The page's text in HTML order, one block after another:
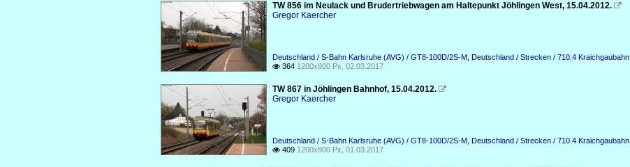
TW 856 im Neulack und Brudertriebwagen am Haltepunkt Jöhlingen West, 15.04.2012. 
Gregor Kaercher
Deutschland / S-Bahn Karlsruhe (AVG) / GT8-100D/2S-M Deutschland / Strecken / 710.4 Kraichgaubahn
 364 1200x800 Px, 02.03.2017
TW 867 in Jöhlingen Bahnhof, 15.04.2012. 
Gregor Kaercher
Deutschland / S-Bahn Karlsruhe (AVG) / GT8-100D/2S-M Deutschland / Strecken / 710.4 Kraichgaubahn
 409 1200x800 Px, 01.03.2017